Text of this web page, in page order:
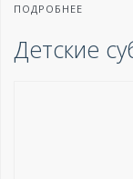
ПОДРОБНЕЕ
Детские